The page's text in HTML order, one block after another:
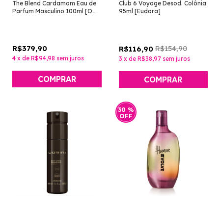
The Blend Cardamom Eau de
Parfum Masculino 100ml [O
R$379,90
4 x de R$94,98 sem juros
Club 6 Voyage Desod. Colônia
95ml [Eudora]
R$116,90 R$154,90
3 x de R$38,97 sem juros
30 %
OFF